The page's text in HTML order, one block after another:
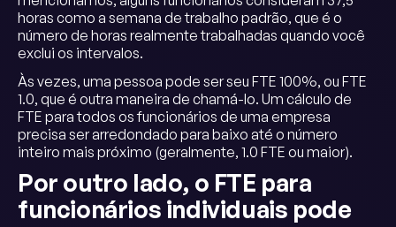
horas como a semana de trabalho padrão, que é o
número de horas realmente trabalhadas quando você
exclui os intervalos.
Às vezes, uma pessoa pode ser seu FTE 100%, ou FTE
1.0, que é outra maneira de chamá-lo. Um cálculo de
FTE para todos os funcionários de uma empresa
precisa ser arredondado para baixo até o número
inteiro mais próximo (geralmente, 1.0 FTE ou maior).
Por outro lado, o FTE para
funcionários individuais pode